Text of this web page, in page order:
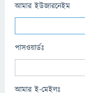
আমার ইউজারনেইম
পাসওয়ার্ডঃ
আমার ই-মেইলঃ